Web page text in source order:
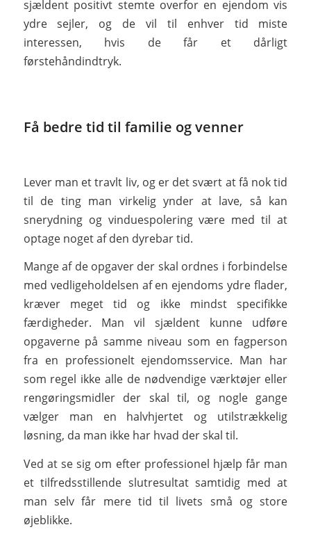
sjældent positivt stemte overfor en ejendom vis
ydre sejler, og de vil til enhver tid miste
interessen, hvis de får et dårligt
førstehåndindtryk.
Få bedre tid til familie og venner
Lever man et travlt liv, og er det svært at få nok tid
til de ting man virkelig ynder at lave, så kan
snerydning og vinduespolering være med til at
optage noget af den dyrebar tid.
Mange af de opgaver der skal ordnes i forbindelse
med vedligeholdelsen af en ejendoms ydre flader,
kræver meget tid og ikke mindst specifikke
færdigheder. Man vil sjældent kunne udføre
opgaverne på samme niveau som en fagperson
fra en professionelt ejendomsservice. Man har
som regel ikke alle de nødvendige værktøjer eller
rengøringsmidler der skal til, og nogle gange
vælger man en halvhjertet og utilstrækkelig
løsning, da man ikke har hvad der skal til.
Ved at se sig om efter professionel hjælp får man
et tilfredsstillende slutresultat samtidig med at
man selv får mere tid til livets små og store
øjeblikke.